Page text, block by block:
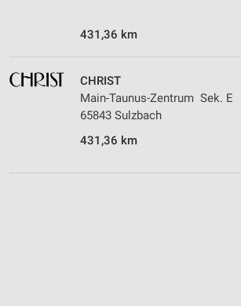
431,36 km
CHRIST
Main-Taunus-Zentrum Sek. E
65843 Sulzbach
431,36 km